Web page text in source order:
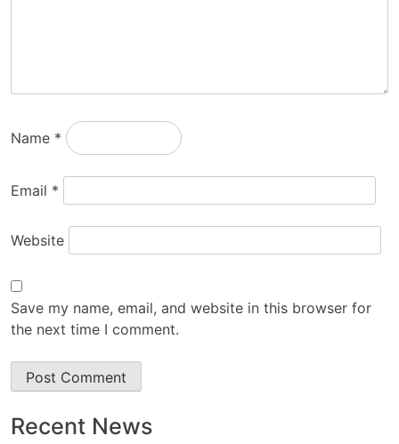
Name *
Email *
Website
Save my name, email, and website in this browser for
the next time I comment.
Recent News